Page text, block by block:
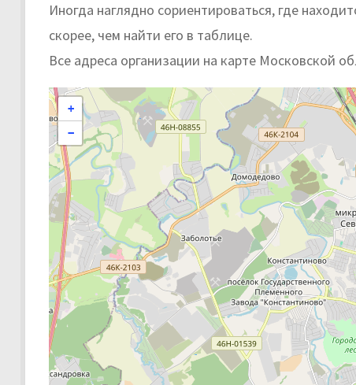
Иногда наглядно сориентироваться, где
скорее, чем найти его в таблице.
Все адреса организации на карте Московской
+
−